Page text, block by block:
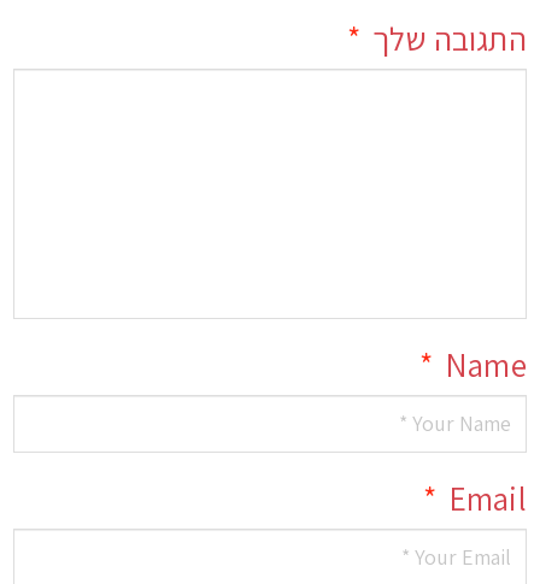
התגובה שלך *
Name
*
Email
*